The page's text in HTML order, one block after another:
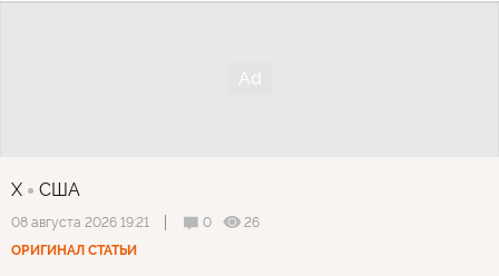
X США
08 августа 2026 19:21 0
26
ОРИГИНАЛ СТАТЬИ